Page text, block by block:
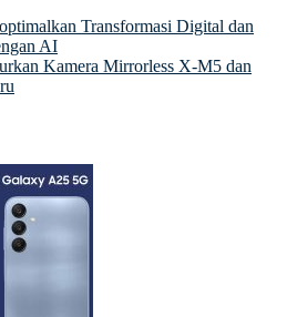
Transformasi Digital dan
AI
Kamera Mirrorless X-M5 dan